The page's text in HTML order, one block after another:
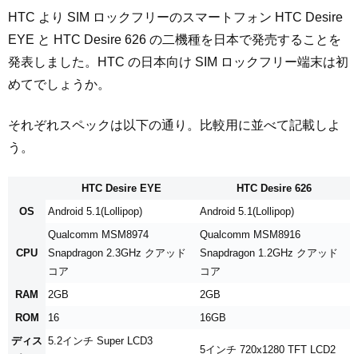
HTC より SIM ロックフリーのスマートフォン HTC Desire
EYE と HTC Desire 626 の二機種を日本で発売することを
発表しました。HTC の日本向け SIM ロックフリー端末は初
めてでしょうか。
それぞれスペックは以下の通り。比較用に並べて記載しよ
う。
HTC Desire EYE
HTC Desire 626
OS
Android 5.1(Lollipop) Android 5.1(Lollipop)
CPU
Qualcomm MSM8974
Snapdragon 2.3GHz クアッド
コア
Qualcomm MSM8916
Snapdragon 1.2GHz クアッド
コア
RAM
2GB
2GB
ROM
16
16GB
ディス 5.2インチ Super LCD3
5インチ 720x1280 TFT LCD2